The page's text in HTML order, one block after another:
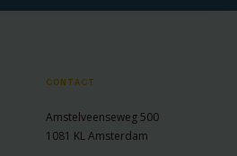
CONTACT
Amstelveenseweg 500
1081 KL Amsterdam